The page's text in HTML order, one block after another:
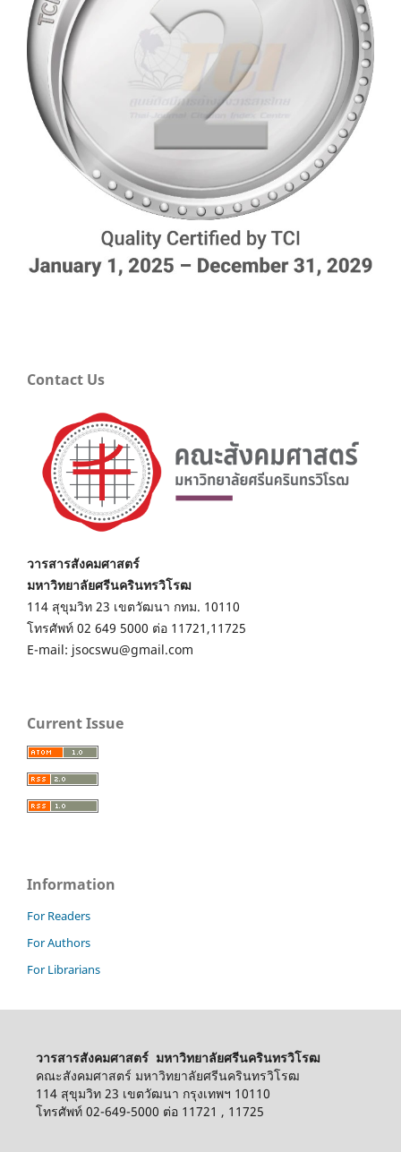
Contact Us
วารสารสังคมศาสตร์
มหาวิทยาลัยศรีนครินทรวิโรฒ
114 สุขุมวิท 23 เขตวัฒนา กทม. 10110
โทรศัพท์ 02 649 5000 ต่อ 11721,11725
E-mail: jsocswu@gmail.com
Current Issue
Information
For Readers
For Authors
For Librarians
วารสารสังคมศาสตร์ มหาวิทยาลัยศรีนครินทรวิโรฒ
คณะสังคมศาสตร์ มหาวิทยาลัยศรีนครินทรวิโรฒ
114 สุขุมวิท 23 เขตวัฒนา กรุงเทพฯ 10110
โทรศัพท์ 02-649-5000 ต่อ 11721 , 11725